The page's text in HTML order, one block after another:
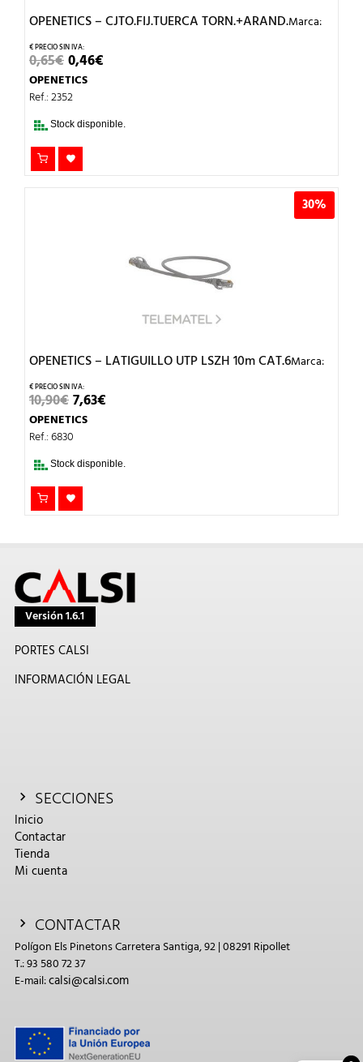
OPENETICS – CJTO.FIJ.TUERCA TORN.+ARAND.
0,65€EL
PRECIO
ORIGINAL
ERA:
0,46€
Marca:
OPENETICS
Ref.: 2352
Stock disponible.
30%
OPENETICS – LATIGUILLO UTP LSZH 10m CAT.6
10,90€EL
PRECIO
ORIGINAL
ERA:
7,63€
Marca:
OPENETICS
Ref.: 6830
Stock disponible.
Versión 1.6.1
PORTES CALSI
INFORMACIÓN LEGAL
SECCIONES
Inicio
Contactar
Tienda
Mi cuenta
CONTACTAR
Polígon Els Pinetons Carretera Santiga, 92 | 08291 Ripollet
T.: 93 580 72 37
E-mail:calsi@calsi.com